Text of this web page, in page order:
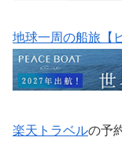
地球一周の船旅【
楽天トラベルの予